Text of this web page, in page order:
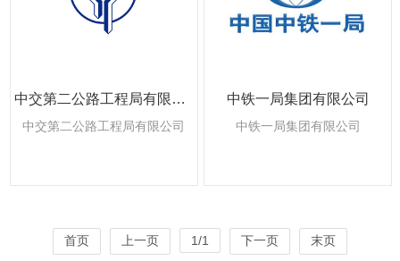
中交第二公路工程局有限公司
中交第二公路工程局有限公司
中铁一局集团有限公司
中铁一局集团有限公司
首页 上一页 1/1 下一页 末页